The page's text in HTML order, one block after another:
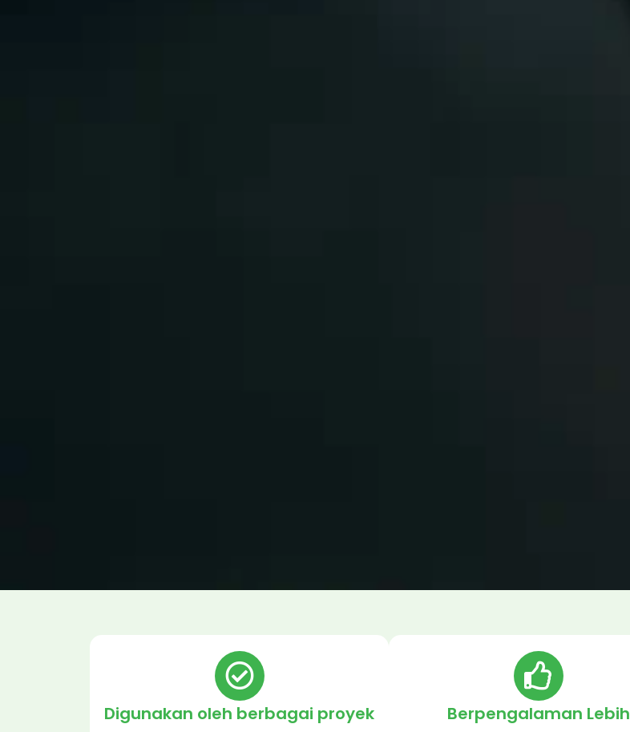
Digunakan oleh berbagai proyek
Berpengalaman Lebih